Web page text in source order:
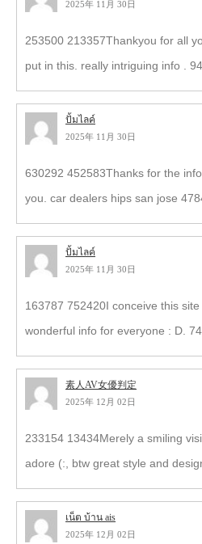
2025年 11月 30日
253500 213357Thankyou for all
put in this. really intriguing info .
ปั้มไลค์
2025年 11月 30日
630292 452583Thanks for the
you. car dealers hips san jose
ปั้มไลค์
2025年 11月 30日
163787 752420I conceive this
wonderful info for everyone : D.
素人AV女優判定
2025年 12月 02日
233154 13434Merely a smiling
adore (:, btw great style and
เน็ต บ้าน ais
2025年 12月 02日